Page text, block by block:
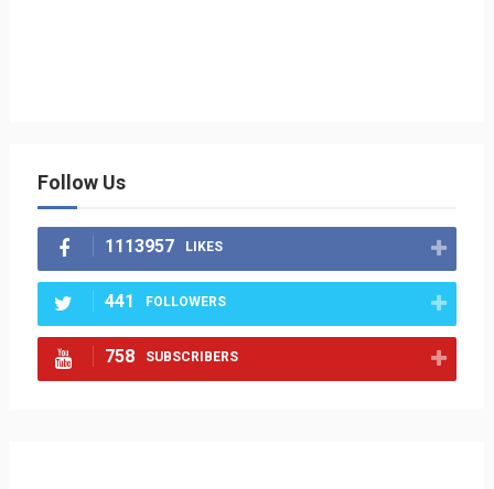
Follow Us
1113957 LIKES
441 FOLLOWERS
758 SUBSCRIBERS